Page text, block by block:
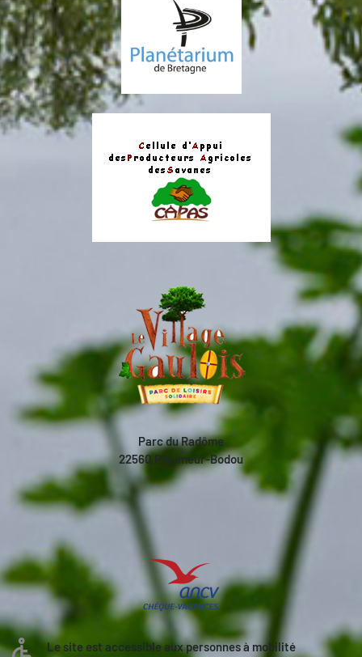
Parc du Radôme
22560 Pleumeur-Bodou
Le site est accessible aux personnes à mobilité